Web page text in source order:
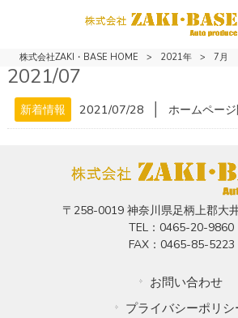
株式会社ZAKI・BASE HOME
> 2021年 > 7月
2021/07
新着情報 2021/07/28 ホームページ
〒258-0019 神奈川県足柄上郡大
TEL：0465-20-9860
FAX：0465-85-5223
お問い合わせ
プライバシーポリシ